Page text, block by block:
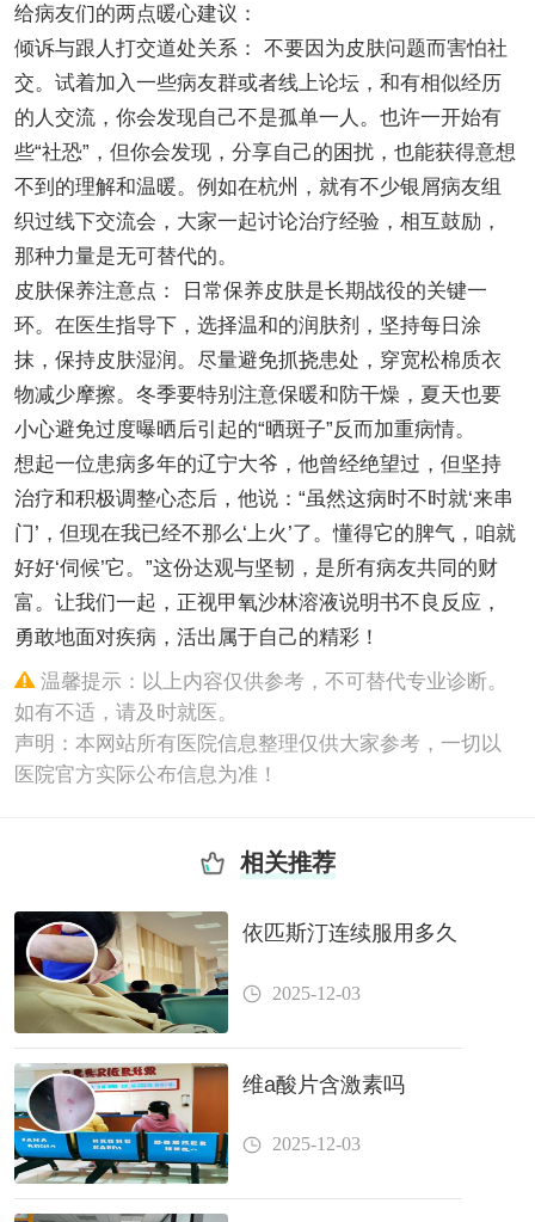
给病友们的两点暖心建议：
倾诉与跟人打交道处关系： 不要因为皮肤问题而害怕社
交。试着加入一些病友群或者线上论坛，和有相似经历
的人交流，你会发现自己不是孤单一人。也许一开始有
些“社恐”，但你会发现，分享自己的困扰，也能获得意想
不到的理解和温暖。例如在杭州，就有不少银屑病友组
织过线下交流会，大家一起讨论治疗经验，相互鼓励，
那种力量是无可替代的。
皮肤保养注意点： 日常保养皮肤是长期战役的关键一
环。在医生指导下，选择温和的润肤剂，坚持每日涂
抹，保持皮肤湿润。尽量避免抓挠患处，穿宽松棉质衣
物减少摩擦。冬季要特别注意保暖和防干燥，夏天也要
小心避免过度曝晒后引起的“晒斑子”反而加重病情。
想起一位患病多年的辽宁大爷，他曾经绝望过，但坚持
治疗和积极调整心态后，他说：“虽然这病时不时就‘来串
门’，但现在我已经不那么‘上火’了。懂得它的脾气，咱就
好好‘伺候’它。”这份达观与坚韧，是所有病友共同的财
富。让我们一起，正视甲氧沙林溶液说明书不良反应，
勇敢地面对疾病，活出属于自己的精彩！
温馨提示：以上内容仅供参考，不可替代专业诊断。
如有不适，请及时就医。
声明：本网站所有医院信息整理仅供大家参考，一切以
医院官方实际公布信息为准！
相关推荐
依匹斯汀连续服用多久
2025-12-03
维a酸片含激素吗
2025-12-03